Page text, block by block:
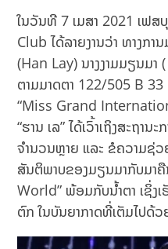
ໃນວັນທີ 7 ເມສາ 2021 ເຟ
Club ໄດ້ລາຍງານວ່າ ທາງກ
(Han Lay) ນາງງາມມຽນມ
ຕາມມາດຕາ 122/505 B 33
“Miss Grand
“ຮານ ເລ” ໄດ້ເວົ້າເຖິງສະຖາ
ຈຳນວນຫຼາຍ ແລະ ຂໍຄວາມຊ່ວ
ສັນຕິພາບຂອງມຽນມາກັບມາ
World” ພ້ອມກັບນ້ຳຕາ ເຊິ່ງ
ຕົກ ໃນບັນຍາກາດທີ່ເຕັມໄປດ້